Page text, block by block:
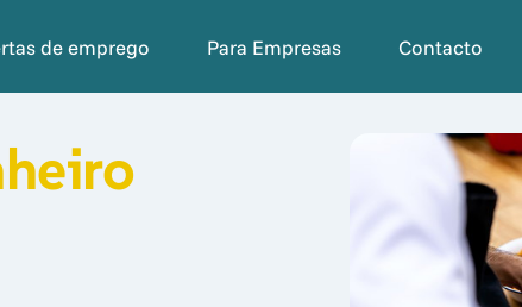
de emprego Para Empresas Contacto